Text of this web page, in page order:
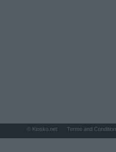
© Kiosko.net Terms and